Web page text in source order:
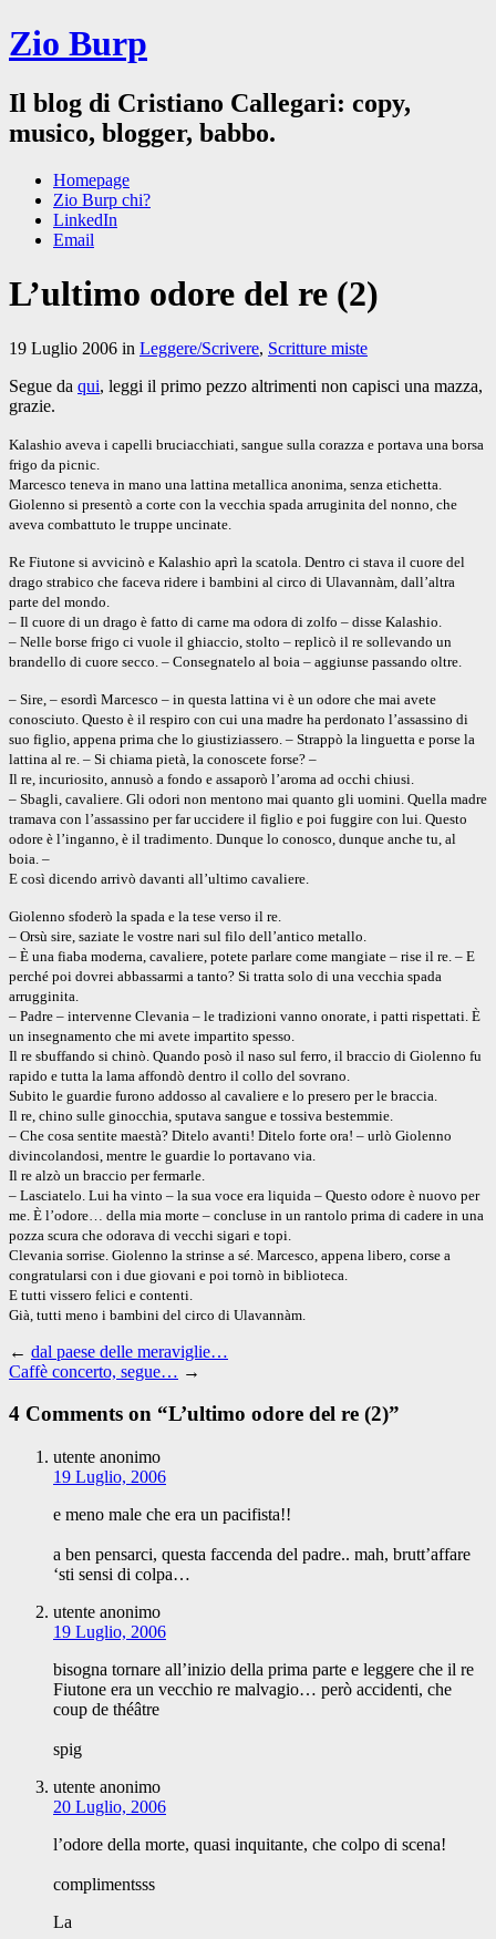
Zio Burp
Il blog di Cristiano Callegari: copy,
musico, blogger, babbo.
Homepage
Zio Burp chi?
LinkedIn
Email
L’ultimo odore del re (2)
19 Luglio 2006 in Leggere/Scrivere, Scritture miste
Segue da qui, leggi il primo pezzo altrimenti non capisci una mazza,
grazie.
Kalashio aveva i capelli bruciacchiati, sangue sulla corazza e portava una borsa
frigo da picnic.
Marcesco teneva in mano una lattina metallica anonima, senza etichetta.
Giolenno si presentò a corte con la vecchia spada arruginita del nonno, che
aveva combattuto le truppe uncinate.
Re Fiutone si avvicinò e Kalashio aprì la scatola. Dentro ci stava il cuore del
drago strabico che faceva ridere i bambini al circo di Ulavannàm, dall’altra
parte del mondo.
– Il cuore di un drago è fatto di carne ma odora di zolfo – disse Kalashio.
– Nelle borse frigo ci vuole il ghiaccio, stolto – replicò il re sollevando un
brandello di cuore secco. – Consegnatelo al boia – aggiunse passando oltre.
– Sire, – esordì Marcesco – in questa lattina vi è un odore che mai avete
conosciuto. Questo è il respiro con cui una madre ha perdonato l’assassino di
suo figlio, appena prima che lo giustiziassero. – Strappò la linguetta e porse la
lattina al re. – Si chiama pietà, la conoscete forse? –
Il re, incuriosito, annusò a fondo e assaporò l’aroma ad occhi chiusi.
– Sbagli, cavaliere. Gli odori non mentono mai quanto gli uomini. Quella madre
tramava con l’assassino per far uccidere il figlio e poi fuggire con lui. Questo
odore è l’inganno, è il tradimento. Dunque lo conosco, dunque anche tu, al
boia. –
E così dicendo arrivò davanti all’ultimo cavaliere.
Giolenno sfoderò la spada e la tese verso il re.
– Orsù sire, saziate le vostre nari sul filo dell’antico metallo.
– È una fiaba moderna, cavaliere, potete parlare come mangiate – rise il re. – E
perché poi dovrei abbassarmi a tanto? Si tratta solo di una vecchia spada
arrugginita.
– Padre – intervenne Clevania – le tradizioni vanno onorate, i patti rispettati. È
un insegnamento che mi avete impartito spesso.
Il re sbuffando si chinò. Quando posò il naso sul ferro, il braccio di Giolenno fu
rapido e tutta la lama affondò dentro il collo del sovrano.
Subito le guardie furono addosso al cavaliere e lo presero per le braccia.
Il re, chino sulle ginocchia, sputava sangue e tossiva bestemmie.
– Che cosa sentite maestà? Ditelo avanti! Ditelo forte ora! – urlò Giolenno
divincolandosi, mentre le guardie lo portavano via.
Il re alzò un braccio per fermarle.
– Lasciatelo. Lui ha vinto – la sua voce era liquida – Questo odore è nuovo per
me. È l’odore… della mia morte – concluse in un rantolo prima di cadere in una
pozza scura che odorava di vecchi sigari e topi.
Clevania sorrise. Giolenno la strinse a sé. Marcesco, appena libero, corse a
congratularsi con i due giovani e poi tornò in biblioteca.
E tutti vissero felici e contenti.
Già, tutti meno i bambini del circo di Ulavannàm.
← dal paese delle meraviglie…
Caffè concerto, segue… →
4 Comments on “L’ultimo odore del re (2)”
utente anonimo
19 Luglio, 2006
e meno male che era un pacifista!!
a ben pensarci, questa faccenda del padre.. mah, brutt’affare
‘sti sensi di colpa…
utente anonimo
19 Luglio, 2006
bisogna tornare all’inizio della prima parte e leggere che il re
Fiutone era un vecchio re malvagio… però accidenti, che
coup de théâtre
spig
utente anonimo
20 Luglio, 2006
l’odore della morte, quasi inquitante, che colpo di scena!
complimentsss
La